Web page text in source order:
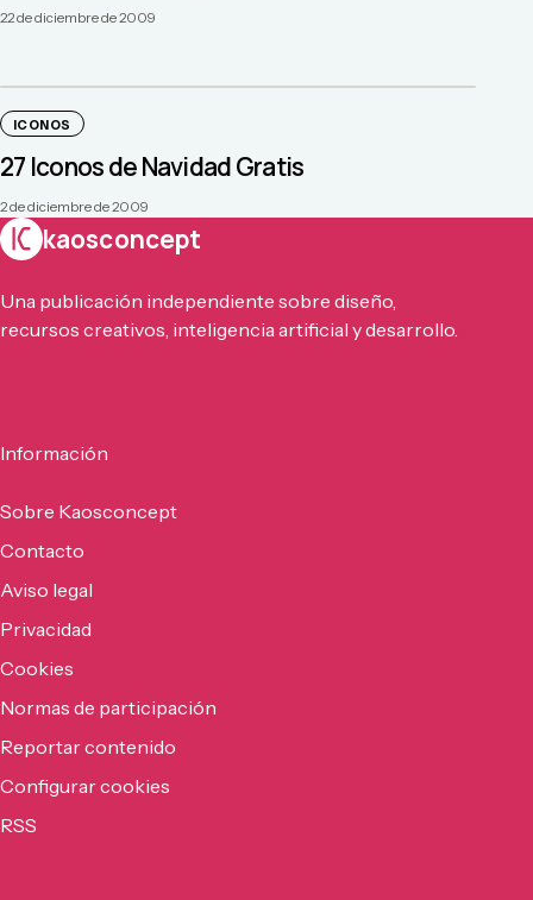
22 de diciembre de 2009
ICONOS
27 Iconos de Navidad Gratis
2 de diciembre de 2009
kaosconcept
Una publicación independiente sobre diseño,
recursos creativos, inteligencia artificial y desarrollo.
Información
Sobre Kaosconcept
Contacto
Aviso legal
Privacidad
Cookies
Normas de participación
Reportar contenido
Configurar cookies
RSS